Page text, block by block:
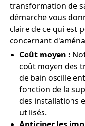
transformation de
démarche vous
claire de ce qui est
concernant
Coût moyen :
coût moyen des
de bain oscille
fonction de la
des installations
utilisés.